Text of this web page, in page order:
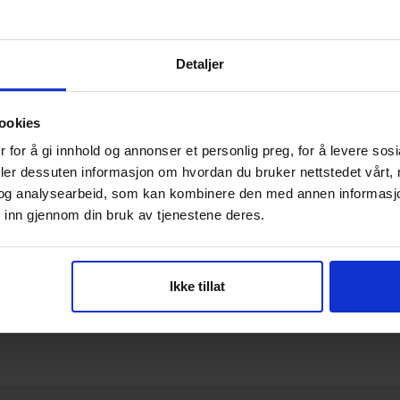
Detaljer
for å gi innhold og annonser et personlig preg, for å levere
dessuten informasjon om hvordan du bruker nettstedet vårt,
analysearbeid, som kan kombinere den med annen
gjennom din bruk av tjenestene deres.
Ikke tillat
forsikringsselskaper, og både kvinner og menn kan
benytte seg av tjenester hos fysioterapeut,
Forebyggende helsekontroller
Spesialister på bekkenrelaterte plager
House of Femme samarbeider med:
Falck Helse
Nordic Netcare (Gjensidige, Tryg)
Storebrand
Fremtind
Vertikal Helse og IF